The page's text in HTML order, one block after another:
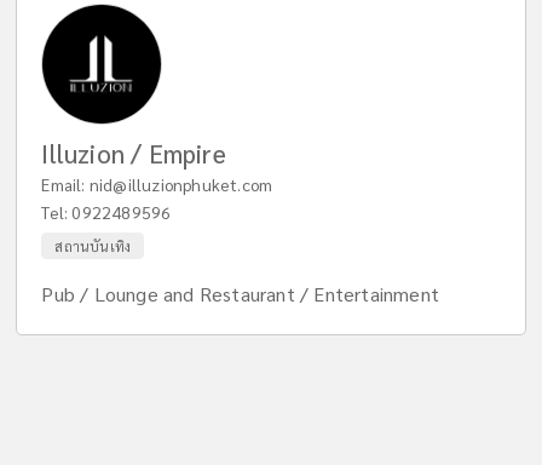
Illuzion / Empire
Email: nid@illuzionphuket.com
Tel:0922489596
สถานบันเทิง
Pub / Lounge and Restaurant / Entertainment